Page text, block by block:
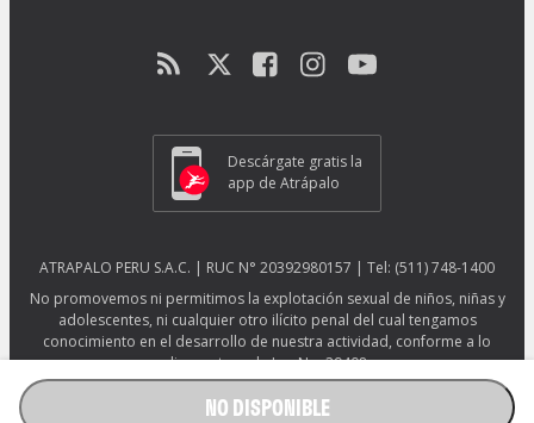
NO DISPONIBLE
Descárgate gratis la
app de Atrápalo
ATRAPALO PERU S.A.C. | RUC N° 20392980157 | Tel: (511) 748-1400
No promovemos ni permitimos la explotación sexual de niños, niñas y
adolescentes, ni cualquier otro ilícito penal del cual tengamos
conocimiento en el desarrollo de nuestra actividad, conforme a lo
dispuesto en la Ley No. 29408.
Más información sobre protección ESNNA.Ver afiche ESNNA.